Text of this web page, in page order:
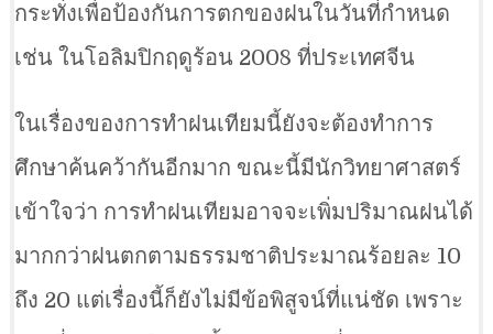
กระทั่งเพื่อป้องกันการตกของฝนในวันที่กำหนด
เช่น ในโอลิมปิกฤดูร้อน 2008 ที่ประเทศจีน
ในเรื่องของการทำฝนเทียมนี้ยังจะต้องทำการ
ศึกษาค้นคว้ากันอีกมาก ขณะนี้มีนักวิทยาศาสตร์
เข้าใจว่า การทำฝนเทียมอาจจะเพิ่มปริมาณฝนได้
มากกว่าฝนตกตามธรรมชาติประมาณร้อยละ 10
ถึง 20 แต่เรื่องนี้ก็ยังไม่มีข้อพิสูจน์ที่แน่ชัด เพราะ